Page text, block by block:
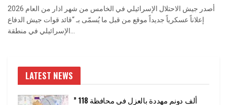
أصدر جيش الاحتلال الإسرائيلي في الخامس من شهر اذار من العام 2026
إعلاناً عسكرياً جديداً موقع من قبل ما يُسمّى بـ “قائد قوات جيش الدفاع
الإسرائيلي في منطقة...
LATEST NEWS
” 118 ألف دونم مهددة بالعزل في محافظة